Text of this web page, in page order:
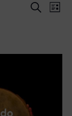
de
BuscarLista